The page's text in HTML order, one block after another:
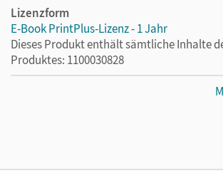
Lizenzform
E-Book PrintPlus-Lizenz - 1 Jahr
Dieses Produkt enthält sämtliche Inhalte
Produktes: 1100030828
ein Jahr lang ergänzend zum Print-Titel